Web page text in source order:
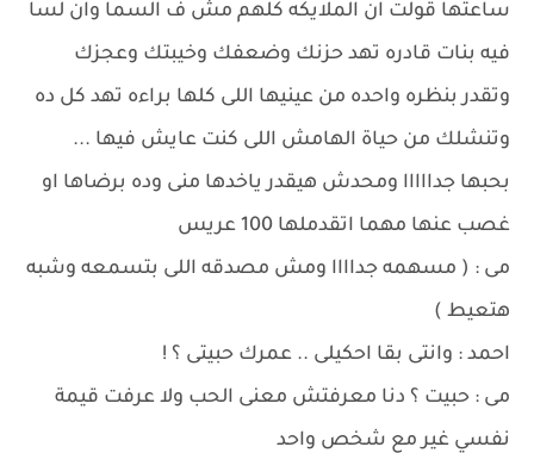
ساعتها قولت ان الملايكه كلهم مش ف السما وان لسا
فيه بنات قادره تهد حزنك وضعفك وخيبتك وعجزك
وتقدر بنظره واحده من عينيها اللى كلها براءه تهد كل ده
وتنشلك من حياة الهامش اللى كنت عايش فيها ...
بحبها جدااااا ومحدش هيقدر ياخدها منى وده برضاها او
غصب عنها مهما اتقدملها 100 عريس
مى : ( مسهمه جداااا ومش مصدقه اللى بتسمعه وشبه
هتعيط )
احمد : وانتى بقا احكيلى .. عمرك حبيتى ؟ !
مى : حبيت ؟ دنا معرفتش معنى الحب ولا عرفت قيمة
نفسي غير مع شخص واحد